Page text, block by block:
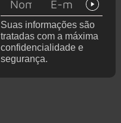
montagem
acelerada
e line-up
completo
confirmad
Suas informações são
tratadas com a máxima
confidencialidade e
segurança.